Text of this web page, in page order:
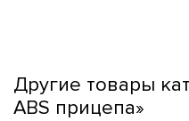
Другие товары
ABS прицепа»